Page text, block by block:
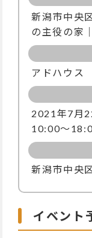
新潟市中央
の主役の家
アドハウス
2021年7月
10:00～
新潟市中央
イベント